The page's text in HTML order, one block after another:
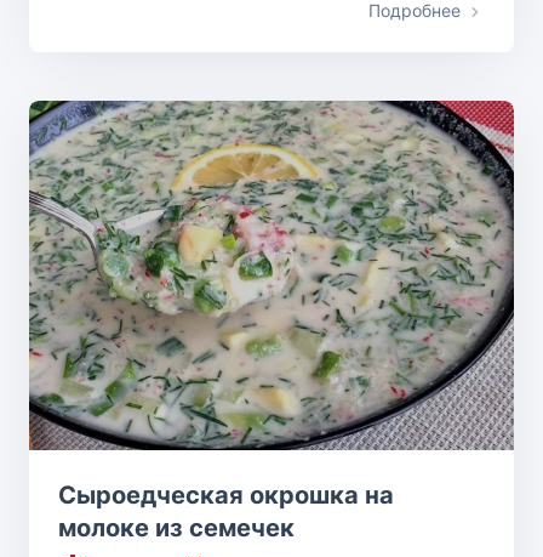
Подробнее
Сыроедческая окрошка на
молоке из семечек